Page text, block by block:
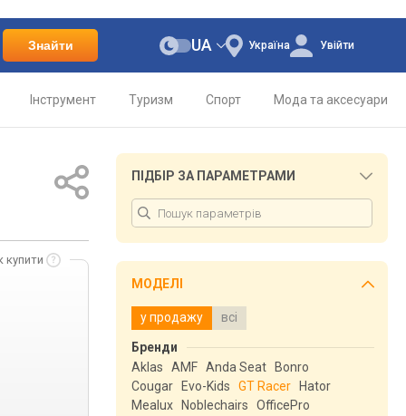
Знайти Україна
UA Увійти
Інструмент Туризм Спорт Мода та аксесуари
купити
ПІДБІР ЗА ПАРАМЕТРАМИ
МОДЕЛІ
у продажу всі
Бренди
Aklas
AMF Anda Seat
Bonro
Cougar
Evo-Kids GT Racer
Hator
Mealux
Noblechairs
OfficePro